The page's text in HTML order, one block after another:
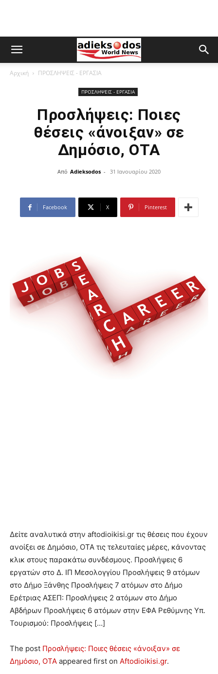
Αρχική ΠΡΟΣΛΗΨΕΙΣ - ΕΡΓΑΣΙΑ
ΠΡΟΣΛΗΨΕΙΣ - ΕΡΓΑΣΙΑ
Προσλήψεις: Ποιες
θέσεις «άνοιξαν» σε
Δημόσιο, ΟΤΑ
Από Adieksodos - 31 Ιανουαρίου 2020
Facebook X Pinterest
Δείτε αναλυτικά στην aftodioikisi.gr τις θέσεις που έχουν
ανοίξει σε Δημόσιο, ΟΤΑ τις τελευταίες μέρες, κάνοντας
κλικ στους παρακάτω συνδέσμους. Προσλήψεις 6
εργατών στο Δ. ΙΠ Μεσολογγίου Προσλήψεις 9 ατόμων
στο Δήμο Ξάνθης Προσλήψεις 7 ατόμων στο Δήμο
Ερέτριας ΑΣΕΠ: Προσλήψεις 2 ατόμων στο Δήμο
Αβδήρων Προσλήψεις 6 ατόμων στην ΕΦΑ Ρεθύμνης Υπ.
Τουρισμού: Προσλήψεις […]
The post Προσλήψεις: Ποιες θέσεις «άνοιξαν» σε
Δημόσιο, ΟΤΑ appeared first on Aftodioikisi.gr.